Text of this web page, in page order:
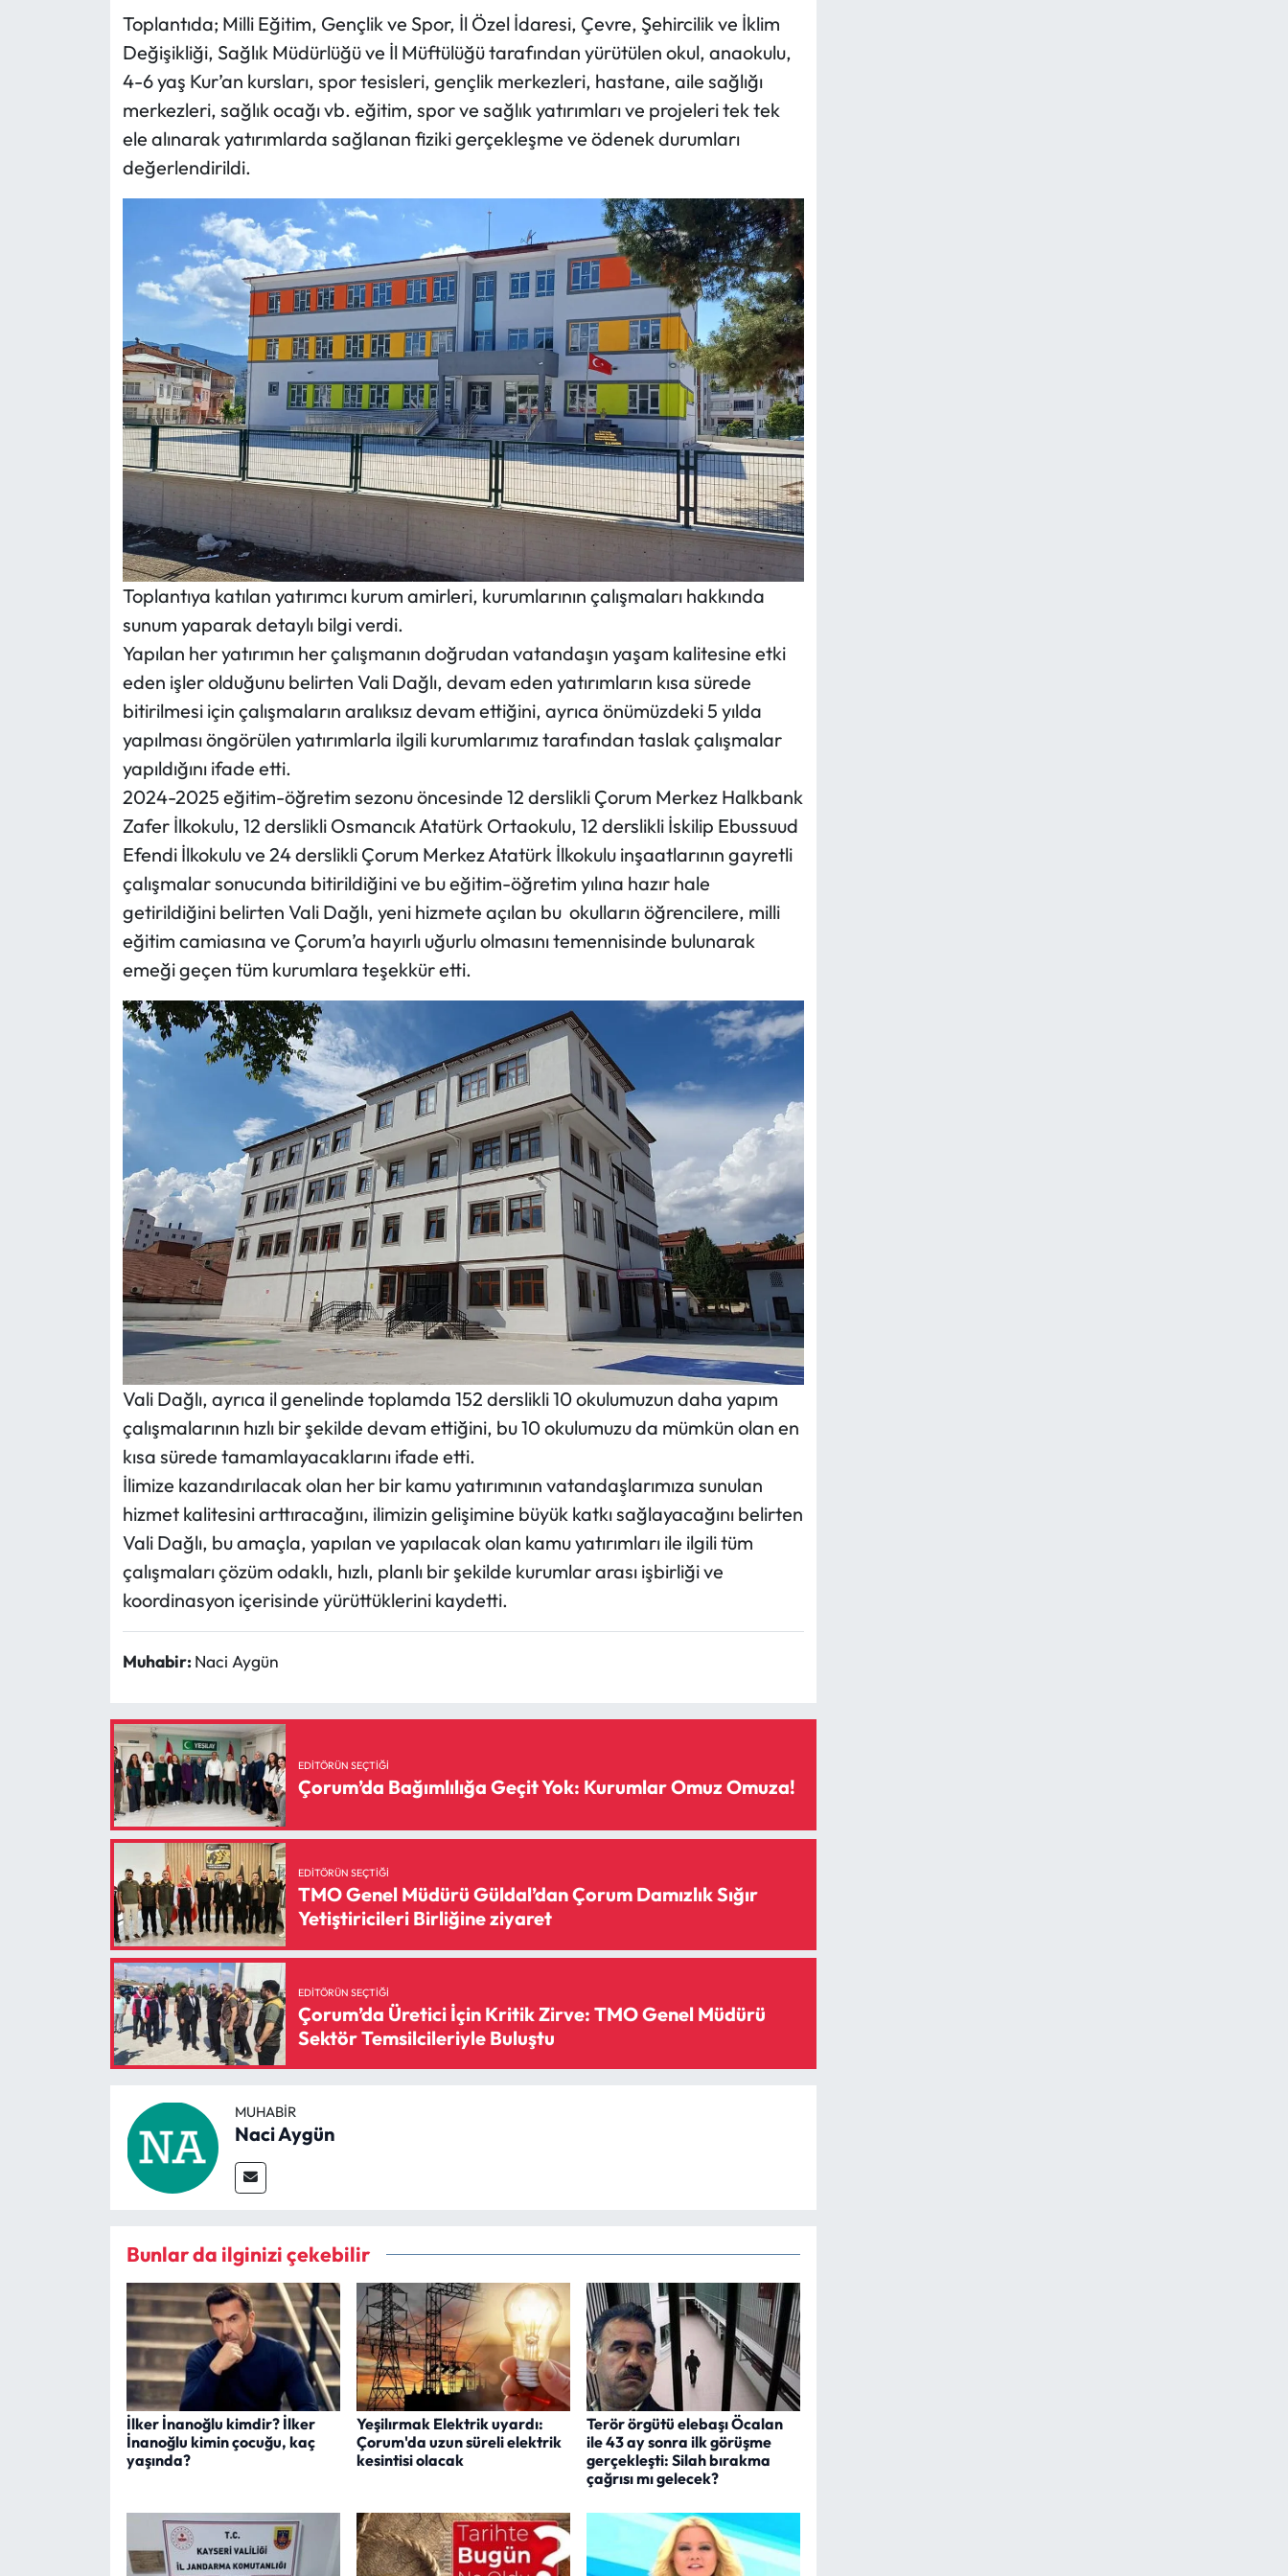
Toplantıda; Milli Eğitim, Gençlik ve Spor, İl Özel İdaresi, Çevre, Şehircilik ve İklim
Değişikliği, Sağlık Müdürlüğü ve İl Müftülüğü tarafından yürütülen okul, anaokulu,
4-6 yaş Kur’an kursları, spor tesisleri, gençlik merkezleri, hastane, aile sağlığı
merkezleri, sağlık ocağı vb. eğitim, spor ve sağlık yatırımları ve projeleri tek tek
ele alınarak yatırımlarda sağlanan fiziki gerçekleşme ve ödenek durumları
değerlendirildi.
Toplantıya katılan yatırımcı kurum amirleri, kurumlarının çalışmaları hakkında
sunum yaparak detaylı bilgi verdi.
Yapılan her yatırımın her çalışmanın doğrudan vatandaşın yaşam kalitesine etki
eden işler olduğunu belirten Vali Dağlı, devam eden yatırımların kısa sürede
bitirilmesi için çalışmaların aralıksız devam ettiğini, ayrıca önümüzdeki 5 yılda
yapılması öngörülen yatırımlarla ilgili kurumlarımız tarafından taslak çalışmalar
yapıldığını ifade etti.
2024-2025 eğitim-öğretim sezonu öncesinde 12 derslikli Çorum Merkez Halkbank
Zafer İlkokulu, 12 derslikli Osmancık Atatürk Ortaokulu, 12 derslikli İskilip Ebussuud
Efendi İlkokulu ve 24 derslikli Çorum Merkez Atatürk İlkokulu inşaatlarının gayretli
çalışmalar sonucunda bitirildiğini ve bu eğitim-öğretim yılına hazır hale
getirildiğini belirten Vali Dağlı, yeni hizmete açılan bu okulların öğrencilere, milli
eğitim camiasına ve Çorum’a hayırlı uğurlu olmasını temennisinde bulunarak
emeği geçen tüm kurumlara teşekkür etti.
Vali Dağlı, ayrıca il genelinde toplamda 152 derslikli 10 okulumuzun daha yapım
çalışmalarının hızlı bir şekilde devam ettiğini, bu 10 okulumuzu da mümkün olan en
kısa sürede tamamlayacaklarını ifade etti.
İlimize kazandırılacak olan her bir kamu yatırımının vatandaşlarımıza sunulan
hizmet kalitesini arttıracağını, ilimizin gelişimine büyük katkı sağlayacağını belirten
Vali Dağlı, bu amaçla, yapılan ve yapılacak olan kamu yatırımları ile ilgili tüm
çalışmaları çözüm odaklı, hızlı, planlı bir şekilde kurumlar arası işbirliği ve
koordinasyon içerisinde yürüttüklerini kaydetti.
Muhabir: Naci Aygün
EDITÖRÜN SEÇTIĞI
Çorum’da Bağımlılığa Geçit Yok: Kurumlar Omuz Omuza!
EDITÖRÜN SEÇTIĞI
TMO Genel Müdürü Güldal’dan Çorum Damızlık Sığır
Yetiştiricileri Birliğine ziyaret
EDITÖRÜN SEÇTIĞI
Çorum’da Üretici İçin Kritik Zirve: TMO Genel Müdürü
Sektör Temsilcileriyle Buluştu
MUHABIR
Naci Aygün
Bunlar da ilginizi çekebilir
İlker İnanoğlu kimdir? İlker
İnanoğlu kimin çocuğu, kaç
yaşında?
Yeşilırmak Elektrik uyardı:
Çorum'da uzun süreli elektrik
kesintisi olacak
Terör örgütü elebaşı Öcalan
ile 43 ay sonra ilk görüşme
gerçekleşti: Silah bırakma
çağrısı mı gelecek?
Mecitözü Haberleri
Oğuzlar Haberleri
Ortaköy Haberleri
Resmi Reklam
Sungurlu Haberleri
Uğurludağ Haberleri
Yemek Tarifleri
Yerel Haberler